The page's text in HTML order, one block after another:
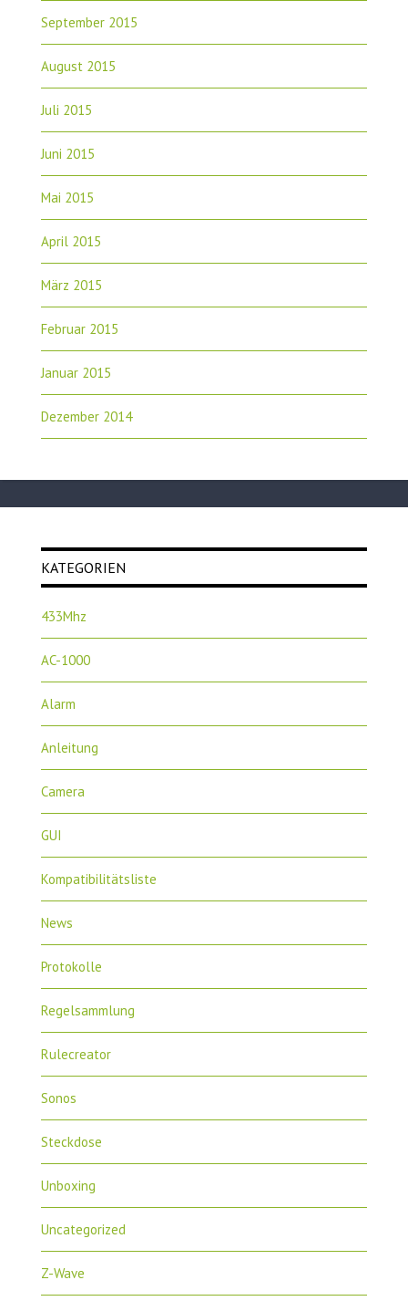
September 2015
August 2015
Juli 2015
Juni 2015
Mai 2015
April 2015
März 2015
Februar 2015
Januar 2015
Dezember 2014
KATEGORIEN
433Mhz
AC-1000
Alarm
Anleitung
Camera
GUI
Kompatibilitätsliste
News
Protokolle
Regelsammlung
Rulecreator
Sonos
Steckdose
Unboxing
Uncategorized
Z-Wave